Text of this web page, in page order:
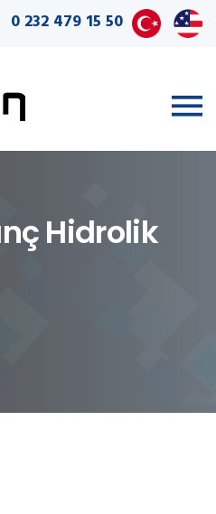
0 232 479 15 50
Hidrolik